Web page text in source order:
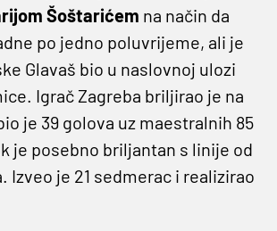
Šoštarićem na način da
po jedno poluvrijeme, ali je
Glavaš bio u naslovnoj ulozi
Igrač Zagreba briljirao je na
je 39 golova uz maestralnih 85
je posebno briljantan s linije od
Izveo je 21 sedmerac i realizirao